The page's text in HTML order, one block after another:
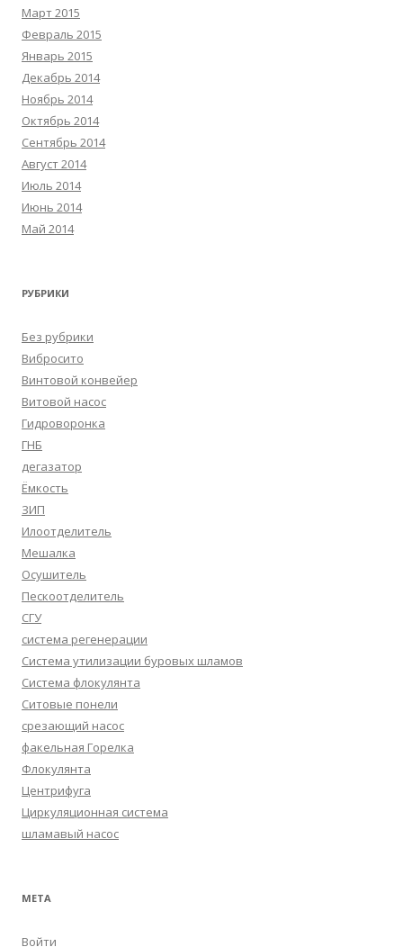
Март 2015
Февраль 2015
Январь 2015
Декабрь 2014
Ноябрь 2014
Октябрь 2014
Сентябрь 2014
Август 2014
Июль 2014
Июнь 2014
Май 2014
РУБРИКИ
Без рубрики
Вибросито
Винтовой конвейер
Витовой насос
Гидроворонка
ГНБ
дегазатор
Ёмкость
ЗИП
Илоотделитель
Мешалка
Осушитель
Пескоотделитель
СГУ
система регенерации
Система утилизации буровых шламов
Система флокулянта
Ситовые понели
срезающий насос
факельная Горелка
Флокулянта
Центрифуга
Циркуляционная система
шламавый насос
МЕТА
Войти